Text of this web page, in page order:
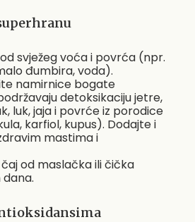
svježeg voća i povrća (npr.
đumbira, voda).
namirnice bogate
detoksikaciju jetre,
luk, jaja i povrće iz porodice
karfiol, kupus). Dodajte i
mastima i
čaj od maslačka ili čička